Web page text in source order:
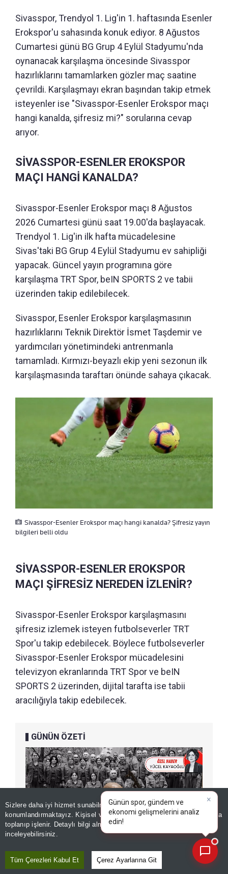
Sizlere daha iyi hizmet sunabilmek adına sitemizdeçerez
konumlandırmaktayız. Kişisel verileriniz, KVKK ve GDPR kapsamında
toplanıp işlenir. Detaylı bilgi almak için
inceleyebilirsiniz.
Tüm Çerezleri Kabul Et Çerez Ayarlarına Git
Sivasspor, Trendyol 1. Lig'in 1. haftasında Esenler
Erokspor'u sahasında konuk ediyor. 8 Ağustos
Cumartesi günü BG Grup 4 Eylül Stadyumu'nda
oynanacak karşılaşma öncesinde Sivasspor
hazırlıklarını tamamlarken gözler maç saatine
çevrildi. Karşılaşmayı ekran başından takip etmek
isteyenler ise "Sivasspor-Esenler Erokspor maçı
hangi kanalda, şifresiz mi?" sorularına cevap
arıyor.
SİVASSPOR-ESENLER EROKSPOR
MAÇI HANGİ KANALDA?
Sivasspor-Esenler Erokspor maçı 8 Ağustos
2026 Cumartesi günü saat 19.00'da başlayacak.
Trendyol 1. Lig'in ilk hafta mücadelesine
Sivas'taki BG Grup 4 Eylül Stadyumu ev sahipliği
yapacak. Güncel yayın programına göre
karşılaşma TRT Spor, beIN SPORTS 2 ve tabii
üzerinden takip edilebilecek.
Sivasspor, Esenler Erokspor karşılaşmasının
hazırlıklarını Teknik Direktör İsmet Taşdemir ve
yardımcıları yönetimindeki antrenmanla
tamamladı. Kırmızı-beyazlı ekip yeni sezonun ilk
karşılaşmasında taraftarı önünde sahaya çıkacak.
Sivasspor-Esenler Erokspor maçı hangi kanalda? Şifresiz yayın
bilgileri belli oldu
SİVASSPOR-ESENLER EROKSPOR
MAÇI ŞİFRESİZ NEREDEN İZLENİR?
Sivasspor-Esenler Erokspor karşılaşmasını
şifresiz izlemek isteyen futbolseverler TRT
Spor'u takip edebilecek. Böylece futbolseverler
Sivasspor-Esenler Erokspor mücadelesini
televizyon ekranlarında TRT Spor ve beIN
SPORTS 2 üzerinden, dijital tarafta ise tabii
aracılığıyla takip edebilecek.
GÜNÜN ÖZETİ
×
Günün spor, gündem ve
ekonomi gelişmelerini analiz
edin!